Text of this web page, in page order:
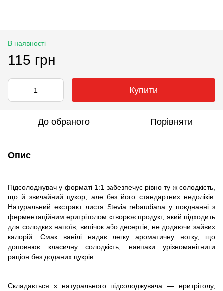
В наявності
115 грн
Купити
До обраного Порівняти
Опис
Підсолоджувач у форматі 1:1 забезпечує рівно ту ж солодкість,
що й звичайний цукор, але без його стандартних недоліків.
Натуральний екстракт листя Stevia rebaudiana у поєднанні з
ферментаційним еритрітолом створює продукт, який підходить
для солодких напоїв, випічок або десертів, не додаючи зайвих
калорій. Смак ванілі надає легку ароматичну нотку, що
доповнює класичну солодкість, навпаки урізноманітнити
раціон без доданих цукрів.
Складається з натурального підсолоджувача — еритрітолу,